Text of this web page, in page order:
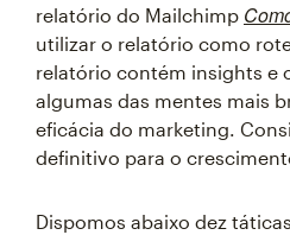
relatório do Mailchimp
utilizar o relatório como
relatório contém insights e
algumas das mentes mais
eficácia do marketing.
definitivo para o
Dispomos abaixo dez